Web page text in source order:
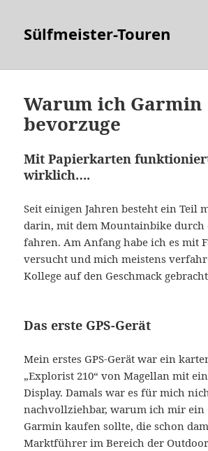
Sülfmeister-Touren
Warum ich Garmin
bevorzuge
Mit Papierkarten
wirklich….
Seit einigen Jahren besteht ein Teil
darin, mit dem Mountainbike durch
fahren. Am Anfang habe ich es mit
versucht und mich meistens
Kollege auf den Geschmack
Das erste GPS-Gerät
Mein erstes GPS-Gerät war ein
„Explorist 210“ von Magellan mit
Display. Damals war es für mich
nachvollziehbar, warum ich mir ein
Garmin kaufen sollte, die schon
Marktführer im Bereich der